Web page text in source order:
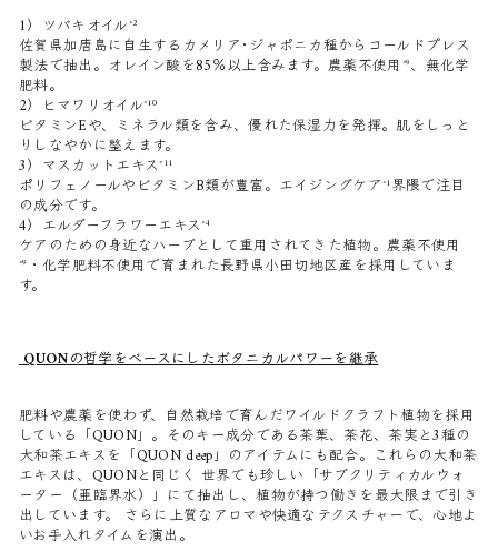
1）ツバキオイル*2
佐賀県加唐島に自生するカメリア･ジャポニカ種からコールドプレス
製法で抽出。オレイン酸を85％以上含みます。農薬不使用 *9、無化学
肥料。
2）ヒマワリオイル*10
ビタミンEや、ミネラル類を含み、優れた保湿力を発揮。肌をしっと
りしなやかに整えます。
3）マスカットエキス*11
ポリフェノールやビタミンB類が豊富。エイジングケア*1 界隈で注目
の成分です。
4）エルダーフラワーエキス*4
ケアのための身近なハーブとして重用されてきた植物。農薬不使用
*9 ・化学肥料不使用で育まれた長野県小田切地区産を採用していま
す。
QUONの哲学をベースにしたボタニカルパワーを継承
肥料や農薬を使わず、自然栽培で育んだワイルドクラフト植物を採用
している「QUON」。そのキー成分である茶葉、茶花、茶実と3種の
大和茶エキスを「QUON deep」のアイテムにも配合。これらの大和茶
エキスは、QUONと同じく 世界でも珍しい「サブクリティカルウォ
ーター（亜臨界水）」にて抽出し、植物が持つ働きを最大限まで引き
出しています。 さらに上質なアロマや快適なテクスチャーで、心地よ
いお手入れタイムを演出。